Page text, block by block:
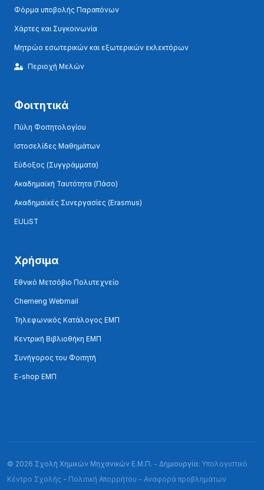
Φόρμα υποβολής Παραπόνων
Χάρτες και Συγκοινωνία
Μητρώο εσωτερικών και εξωτερικών εκλεκτόρων
Περιοχή Μελών
Φοιτητικά
Πύλη Φοιτητολογίου
Ιστοσελίδες Μαθημάτων
Εύδοξος (Συγγράμματα)
Ακαδημαϊκή Ταυτότητα (Πάσο)
Ακαδημαϊκές Συνεργασίες (Erasmus)
EULiST
Χρήσιμα
Εθνικό Μετσόβιο Πολυτεχνείο
Chemeng Webmail
Τηλεφωνικός Κατάλογος ΕΜΠ
Κεντρική Βιβλιοθήκη ΕΜΠ
Συνήγορος του Φοιτητή
E-shop ΕΜΠ
© 2026 Σχολή Χημικών Μηχανικών Ε.Μ.Π. - Δημιουργία: Υπολογιστικό
Κέντρο Σχολής - Πολιτική Απορρήτου - Αναφορά προβλημάτων